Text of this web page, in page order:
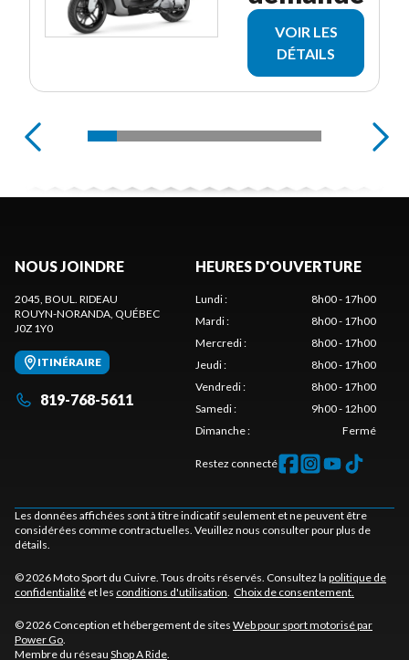
VOIR LES
DÉTAILS
NOUS JOINDRE
2045, BOUL. RIDEAU
ROUYN-NORANDA, QUÉBEC
J0Z 1Y0
ITINÉRAIRE
819-768-5611
HEURES D'OUVERTURE
Lundi:
8h00 - 17h00
Mardi:
8h00 - 17h00
Mercredi:
8h00 - 17h00
Jeudi:
8h00 - 17h00
Vendredi:
8h00 - 17h00
Samedi:
9h00 - 12h00
Dimanche: Fermé
Restez connecté
Les données affichées sont à titre indicatif seulement et ne peuvent être
considérées comme contractuelles. Veuillez nous consulter pour plus de
détails.
© 2026 Moto Sport du Cuivre. Tous droits réservés. Consultez la politique de
confidentialité et les conditions d'utilisation. Choix de consentement.
© 2026 Conception et hébergement de sites Web pour sport motorisé par
Power Go.
Membre du réseau Shop A Ride.